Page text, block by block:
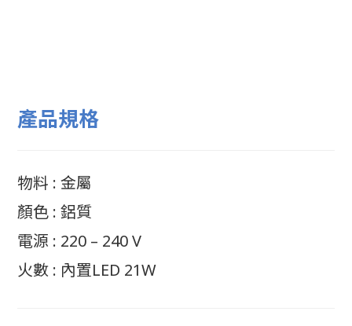
產品規格
物料 : 金屬
顏色 : 鋁質
電源 : 220 – 240 V
火數 : 內置LED 21W